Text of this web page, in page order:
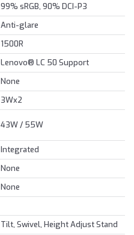
99% sRGB, 90% DCI-P3
Anti-glare
1500R
Lenovo® LC 50 Support
None
3Wx2
43W / 55W
Integrated
None
None
Tilt, Swivel, Height Adjust Stand